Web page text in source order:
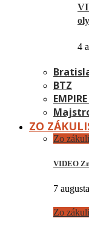
4
BTZ
ZO
Zo
VIDEO
7
Zo